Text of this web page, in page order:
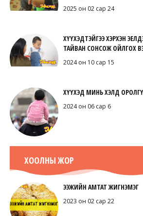
2025 он 02 сар 24
ХҮҮХЭДТЭЙГЭЭ ХЭРХЭН
ТАЙВАН СОНСОЖ ОЙЛГОХ
2024 он 10 сар 15
ХҮҮХЭД МИНЬ ХЭЛД
2024 он 06 сар 6
ХООЛНЫ ЖОР
ЭЭЖИЙН АМТАТ ЖИГНЭМЭГ
2023 он 02 сар 22